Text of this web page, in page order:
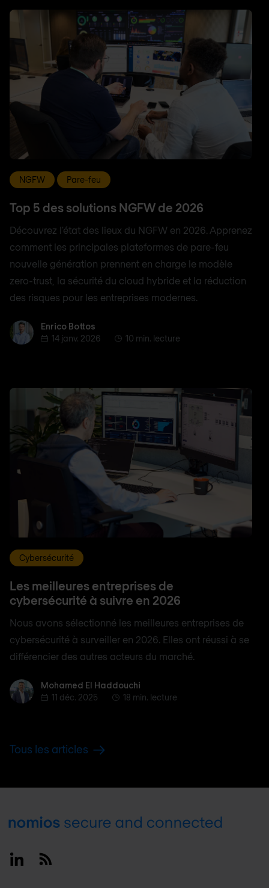
NGFW Pare-feu
Top 5 des solutions NGFW de 2026
Découvrez l'état des lieux du NGFW en 2026. Apprenez
comment les principales plateformes de pare-feu
nouvelle génération prennent en charge le modèle
zero-trust, la sécurité du cloud hybride et la réduction
des risques pour les entreprises modernes.
Enrico BottosEnrico Bottos
14 janv. 2026
10 min. lecture
Cybersécurité
Les meilleures entreprises de
cybersécurité à suivre en 2026
Nous avons sélectionné les meilleures entreprises de
cybersécurité à surveiller en 2026. Elles ont réussi à se
différencier des autres acteurs du marché.
Mohamed El Haddouchi
Mohamed El Haddouchi
11 déc. 2025
18 min. lecture
Tous les articles
Footer
LinkedinRSS